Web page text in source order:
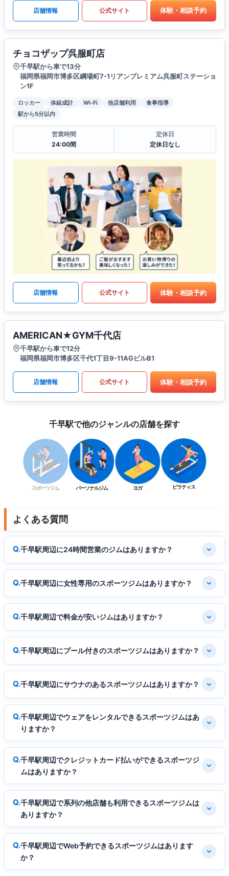
店舗情報 公式サイト 体験・相談予約
チョコザップ呉服町店
千早駅から車で13分
福岡県福岡市博多区綱場町7-1リアンプレミアム呉服町ステーショ
ン1F
ロッカー 体組成計 Wi-Fi 他店舗利用
食事指導
駅から5分以内
営業時間
24:00間
定休日
定休日なし
店舗情報 公式サイト 体験・相談予約
AMERICAN★GYM千代店
千早駅から車で12分
福岡県福岡市博多区千代1丁目9-11AGビルB1
店舗情報 公式サイト 体験・相談予約
千早駅で他のジャンルの店舗を探す
スポーツジム パーソナルジム ヨガ ピラティス
よくある質問
千早駅周辺に24時間営業のジムはありますか？
千早駅周辺に女性専用のスポーツジムはありますか？
千早駅周辺で料金が安いジムはありますか？
千早駅周辺にプール付きのスポーツジムはありますか？
千早駅周辺にサウナのあるスポーツジムはありますか？
千早駅周辺でウェアをレンタルできるスポーツジムはあ
りますか？
千早駅周辺でクレジットカード払いができるスポーツジ
ムはありますか？
千早駅周辺で系列の他店舗も利用できるスポーツジムは
ありますか？
千早駅周辺でWeb予約できるスポーツジムはあります
か？